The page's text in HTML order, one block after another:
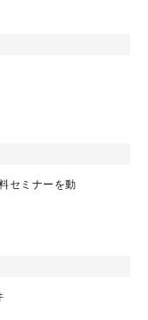
セミナーを動